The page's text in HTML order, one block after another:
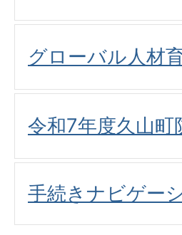
グローバル人材
令和7年度久山
手続きナビゲー